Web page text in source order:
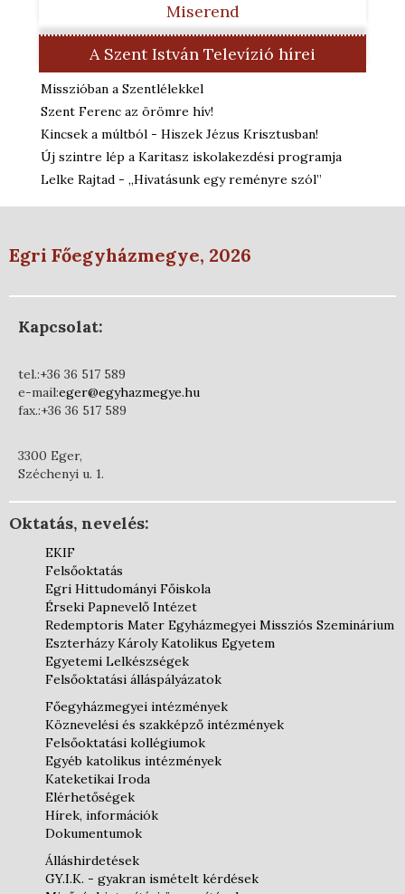
Miserend
A Szent István Televízió hírei
Misszióban a Szentlélekkel
Szent Ferenc az örömre hív!
Kincsek a múltból - Hiszek Jézus Krisztusban!
Új szintre lép a Karitasz iskolakezdési programja
Lelke Rajtad - „Hivatásunk egy reményre szól”
Egri Főegyházmegye, 2026
Kapcsolat:
tel.:+36 36 517 589
e-mail:eger@egyhazmegye.hu
fax.:+36 36 517 589
3300 Eger,
Széchenyi u. 1.
Oktatás, nevelés:
EKIF
Felsőoktatás
Egri Hittudományi Főiskola
Érseki Papnevelő Intézet
Redemptoris Mater Egyházmegyei Missziós Szeminárium
Eszterházy Károly Katolikus Egyetem
Egyetemi Lelkészségek
Felsőoktatási álláspályázatok
Főegyházmegyei intézmények
Köznevelési és szakképző intézmények
Felsőoktatási kollégiumok
Egyéb katolikus intézmények
Kateketikai Iroda
Elérhetőségek
Hírek, információk
Dokumentumok
Álláshirdetések
GY.I.K. - gyakran ismételt kérdések